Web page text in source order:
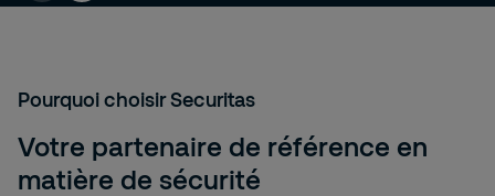
Pourquoi choisir Securitas
Votre partenaire de référence en
matière de sécurité